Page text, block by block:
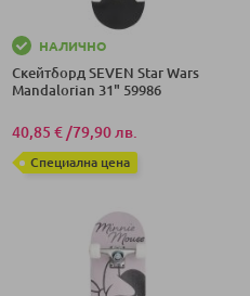
НАЛИЧНО
Скейтборд SEVEN Star Wars
Mandalorian 31" 59986
40,85 € /79,90 лв.
Специална цена